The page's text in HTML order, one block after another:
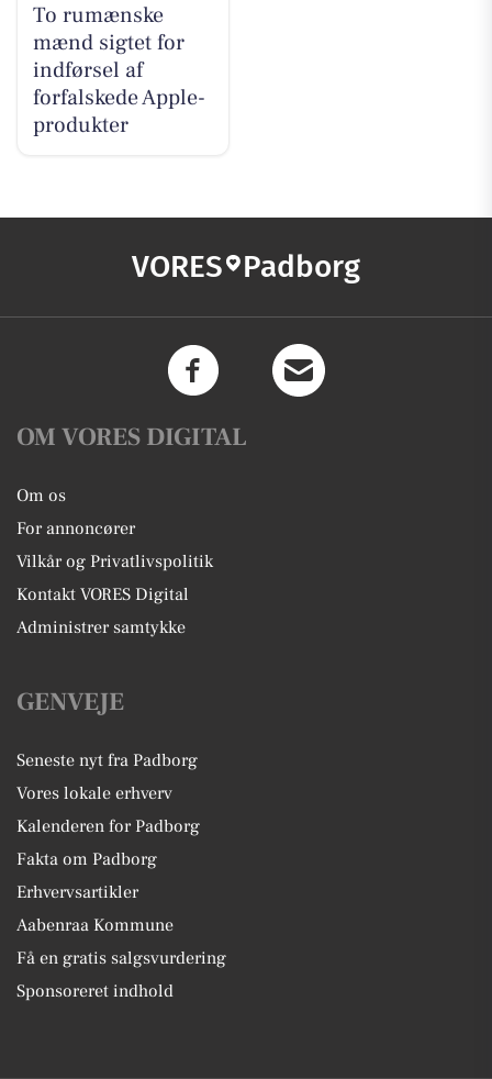
To rumænske
mænd sigtet for
indførsel af
forfalskede Apple-
produkter
VORES Padborg
OM VORES DIGITAL
Om os
For annoncører
Vilkår og Privatlivspolitik
Kontakt VORES Digital
Administrer samtykke
GENVEJE
Seneste nyt fra Padborg
Vores lokale erhverv
Kalenderen for Padborg
Fakta om Padborg
Erhvervsartikler
Aabenraa Kommune
Få en gratis salgsvurdering
Sponsoreret indhold